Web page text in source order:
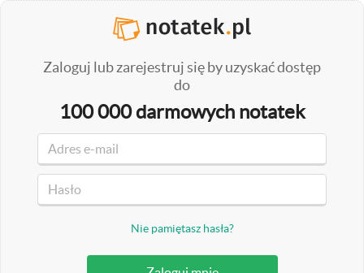
Zaloguj lub zarejestruj się by uzyskać dostęp
do
100 000 darmowych notatek
Nie pamiętasz hasła?